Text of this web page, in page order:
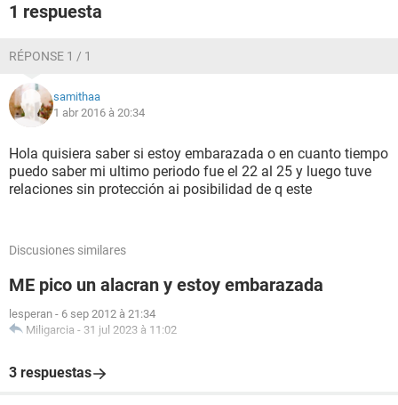
1 respuesta
RÉPONSE 1 / 1
samithaa
1 abr 2016 à 20:34
Hola quisiera saber si estoy embarazada o en cuanto tiempo
puedo saber mi ultimo periodo fue el 22 al 25 y luego tuve
relaciones sin protección ai posibilidad de q este
Discusiones similares
ME pico un alacran y estoy embarazada
lesperan - 6 sep 2012 à 21:34
Miligarcia - 31 jul 2023 à 11:02
3 respuestas